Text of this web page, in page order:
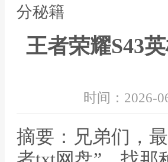
分秘籍
王者荣耀S43
时间：2026-
摘要：兄弟们，